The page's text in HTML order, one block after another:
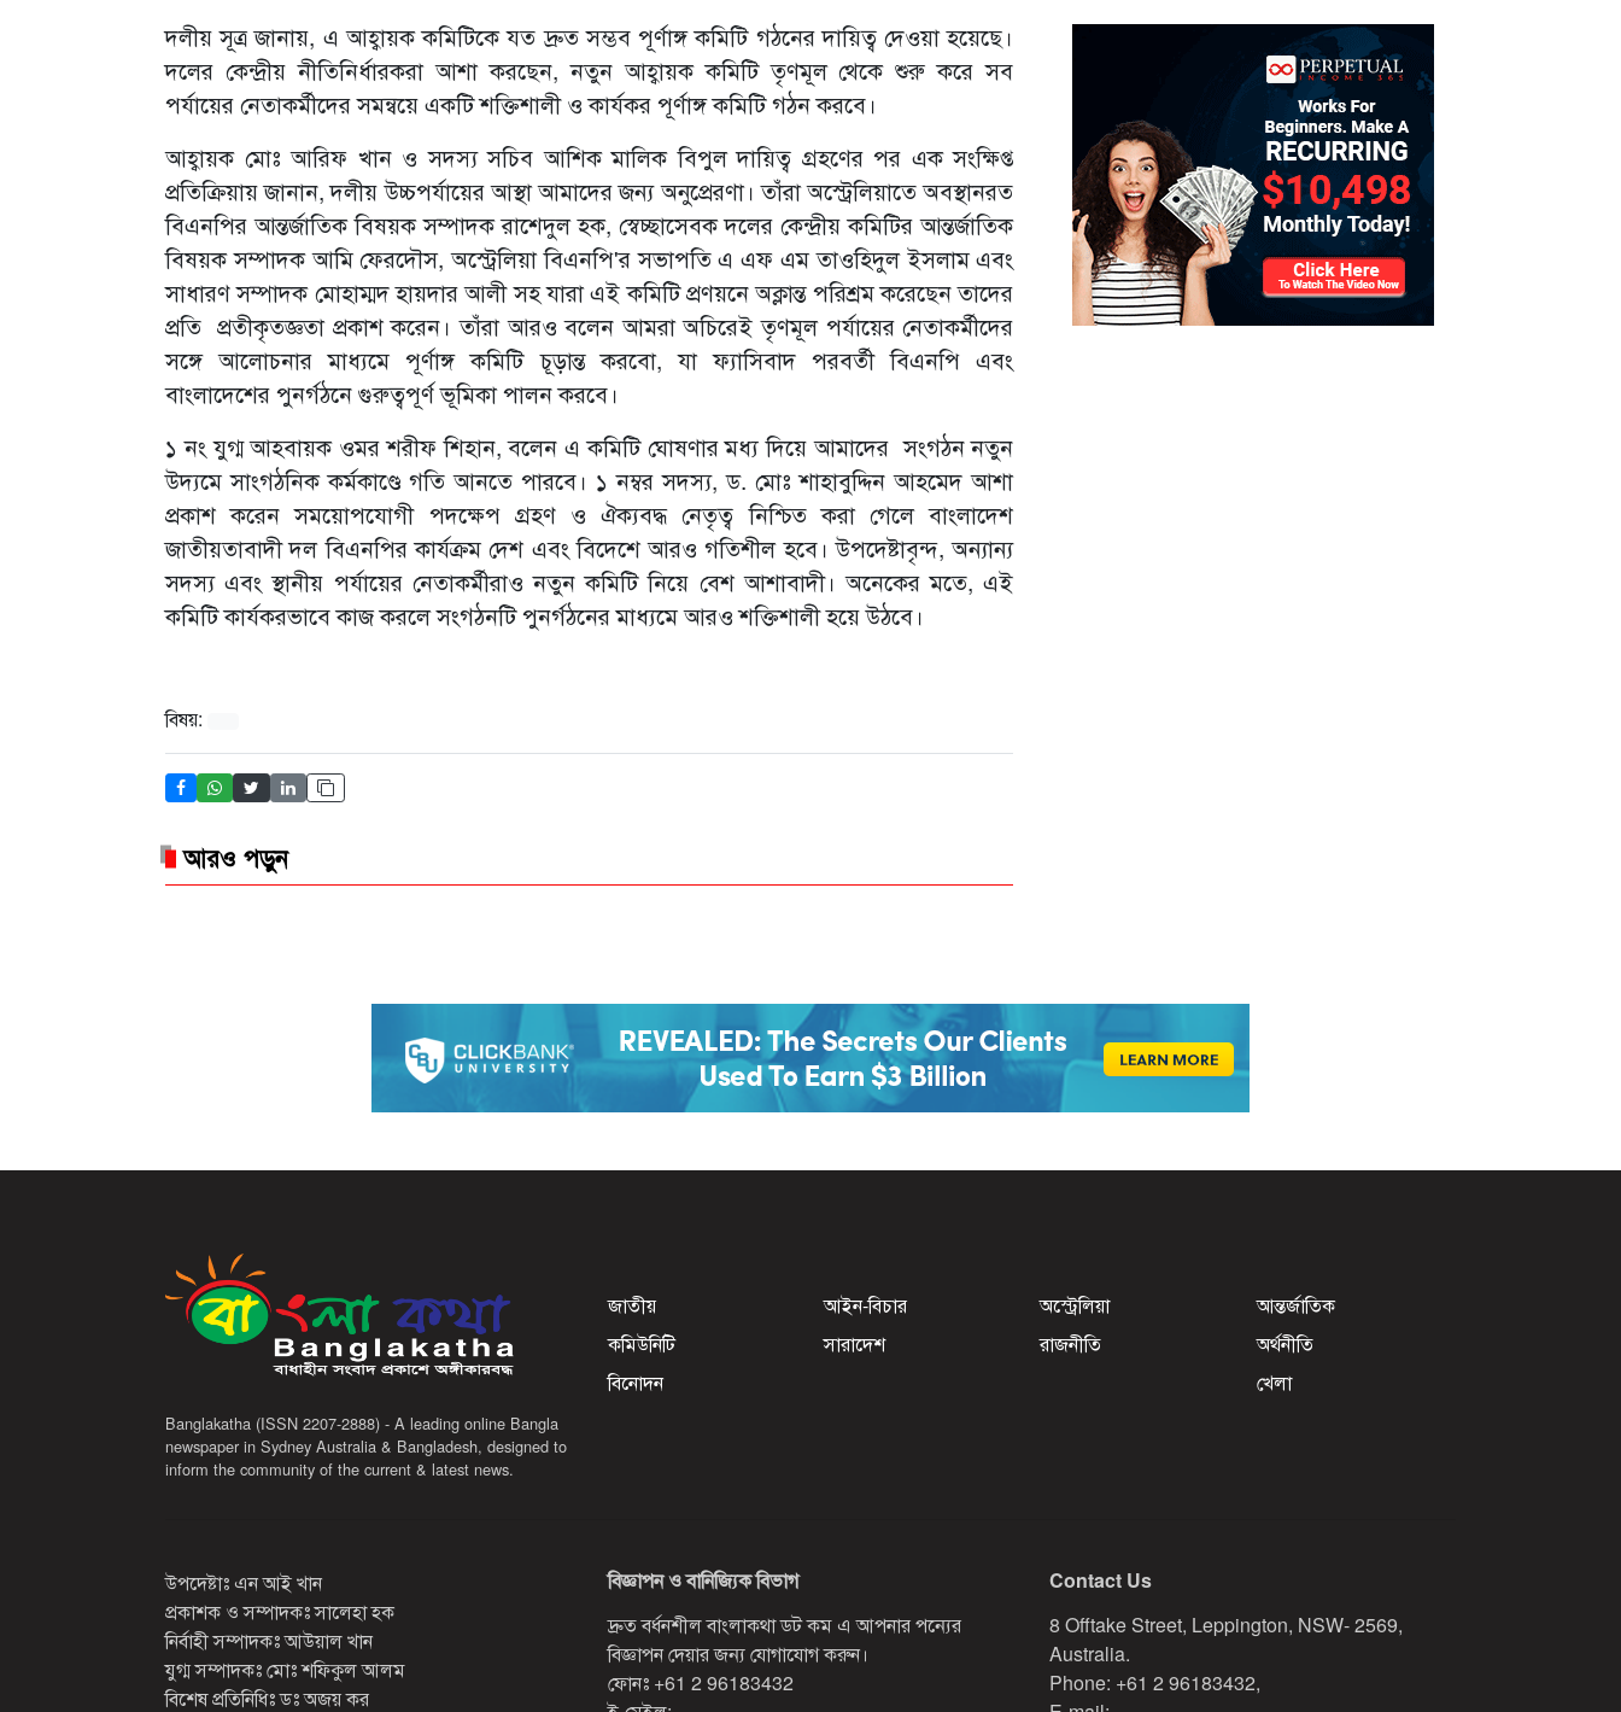
দলীয় সূত্র জানায়, এ আহ্বায়ক কমিটিকে যত দ্রুত সম্ভব পূর্ণাঙ্গ কমিটি গঠনের দায়িত্ব দেওয়া হয়েছে।
দলের কেন্দ্রীয় নীতিনির্ধারকরা আশা করছেন, নতুন আহ্বায়ক কমিটি তৃণমূল থেকে শুরু করে সব
পর্যায়ের নেতাকর্মীদের সমন্বয়ে একটি শক্তিশালী ও কার্যকর পূর্ণাঙ্গ কমিটি গঠন করবে।
আহ্বায়ক মোঃ আরিফ খান ও সদস্য সচিব আশিক মালিক বিপুল দায়িত্ব গ্রহণের পর এক সংক্ষিপ্ত
প্রতিক্রিয়ায় জানান, দলীয় উচ্চপর্যায়ের আস্থা আমাদের জন্য অনুপ্রেরণা। তাঁরা অস্ট্রেলিয়াতে অবস্থানরত
বিএনপির আন্তর্জাতিক বিষয়ক সম্পাদক রাশেদুল হক, স্বেচ্ছাসেবক দলের কেন্দ্রীয় কমিটির আন্তর্জাতিক
বিষয়ক সম্পাদক আমি ফেরদৌস, অস্ট্রেলিয়া বিএনপি'র সভাপতি এ এফ এম তাওহিদুল ইসলাম এবং
সাধারণ সম্পাদক মোহাম্মদ হায়দার আলী সহ যারা এই কমিটি প্রণয়নে অক্লান্ত পরিশ্রম করেছেন তাদের
প্রতি প্রতীকৃতজ্ঞতা প্রকাশ করেন। তাঁরা আরও বলেন আমরা অচিরেই তৃণমূল পর্যায়ের নেতাকর্মীদের
সঙ্গে আলোচনার মাধ্যমে পূর্ণাঙ্গ কমিটি চূড়ান্ত করবো, যা ফ্যাসিবাদ পরবর্তী বিএনপি এবং
বাংলাদেশের পুনর্গঠনে গুরুত্বপূর্ণ ভূমিকা পালন করবে।
১ নং যুগ্ম আহবায়ক ওমর শরীফ শিহান, বলেন এ কমিটি ঘোষণার মধ্য দিয়ে আমাদের সংগঠন নতুন
উদ্যমে সাংগঠনিক কর্মকাণ্ডে গতি আনতে পারবে। ১ নম্বর সদস্য, ড. মোঃ শাহাবুদ্দিন আহমেদ আশা
প্রকাশ করেন সময়োপযোগী পদক্ষেপ গ্রহণ ও ঐক্যবদ্ধ নেতৃত্ব নিশ্চিত করা গেলে বাংলাদেশ
জাতীয়তাবাদী দল বিএনপির কার্যক্রম দেশ এবং বিদেশে আরও গতিশীল হবে। উপদেষ্টাবৃন্দ, অন্যান্য
সদস্য এবং স্থানীয় পর্যায়ের নেতাকর্মীরাও নতুন কমিটি নিয়ে বেশ আশাবাদী। অনেকের মতে, এই
কমিটি কার্যকরভাবে কাজ করলে সংগঠনটি পুনর্গঠনের মাধ্যমে আরও শক্তিশালী হয়ে উঠবে।
বিষয়:
আরও পড়ুন
Banglakatha (ISSN 2207-2888) - A leading online Bangla
newspaper in Sydney Australia & Bangladesh, designed to
inform the community of the current & latest news.
জাতীয় আইন-বিচার অস্ট্রেলিয়া
আন্তর্জাতিক
কমিউনিটি
সারাদেশ রাজনীতি
অর্থনীতি
বিনোদন
খেলা
উপদেষ্টাঃ এন আই খান
প্রকাশক ও সম্পাদকঃ সালেহা হক
নির্বাহী সম্পাদকঃ আউয়াল খান
যুগ্ম সম্পাদকঃ মোঃ শফিকুল আলম
বিশেষ প্রতিনিধিঃ ডঃ অজয় কর
বিজ্ঞাপন ও বানিজ্যিক বিভাগ
দ্রুত বর্ধনশীল বাংলাকথা ডট কম এ আপনার পন্যের
বিজ্ঞাপন দেয়ার জন্য যোগাযোগ করুন।
ফোনঃ +61 2 96183432
Contact Us
8 Offtake Street, Leppington, NSW- 2569,
Australia.
Phone: +61 2 96183432,